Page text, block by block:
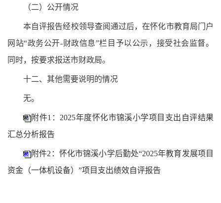
（二）公开情况
本自评报告经校领导查阅通过后，在怀化市教育局门户
网站“政务公开-财政信息”栏目予以公示，接受社会监督。
同时，按要求报送市财政局。
十二、其他需要说明的情况
无。
附件1：2025年度怀化市锦溪小学项目支出自评结果
汇总分析报告
附件2：怀化市锦溪小学后勤处“2025年教育发展项目
资金（一体机设备）”项目支出绩效自评报告